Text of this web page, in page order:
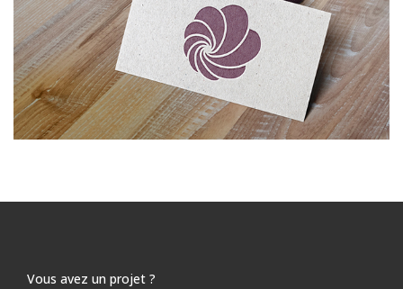
Vous avez un projet ?